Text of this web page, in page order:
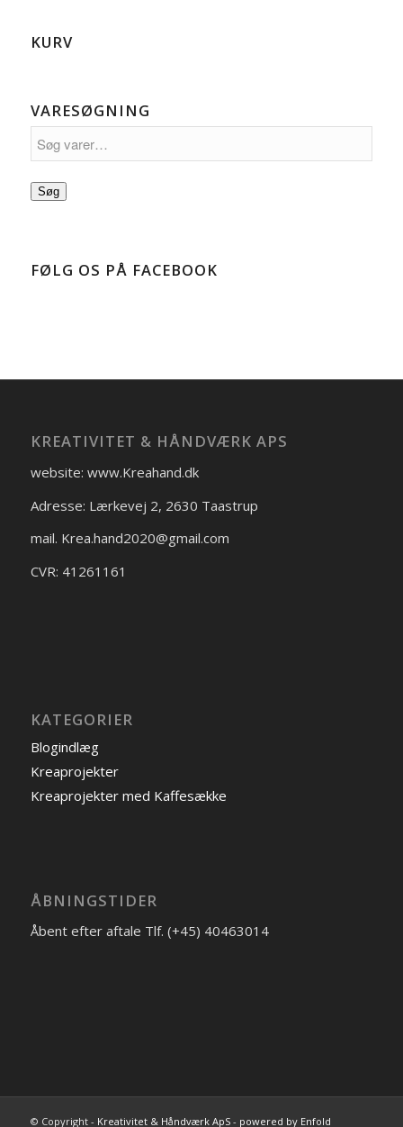
KURV
VARESØGNING
Søg
FØLG OS PÅ FACEBOOK
KREATIVITET & HÅNDVÆRK APS
website: www.Kreahand.dk
Adresse: Lærkevej 2, 2630 Taastrup
mail. Krea.hand2020@gmail.com
CVR: 41261161
KATEGORIER
Blogindlæg
Kreaprojekter
Kreaprojekter med Kaffesække
ÅBNINGSTIDER
Åbent efter aftale Tlf. (+45) 40463014
© Copyright - Kreativitet & Håndværk ApS- powered by Enfold